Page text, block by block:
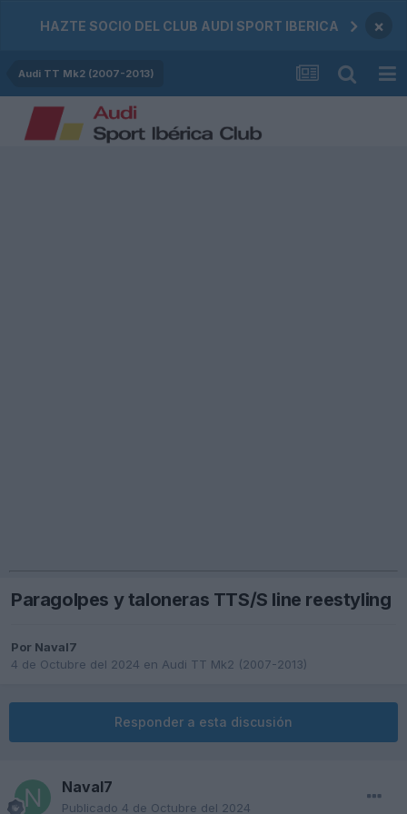
HAZTE SOCIO DEL CLUB AUDI SPORT IBERICA ×
Audi TT Mk2 (2007-2013)
Paragolpes y taloneras TTS/S line reestyling
Por Naval7
4 de Octubre del 2024 en Audi TT Mk2 (2007-2013)
Responder a esta discusión
Naval7
Publicado 4 de Octubre del 2024